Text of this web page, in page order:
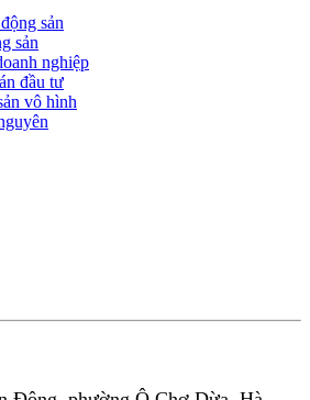
sản
sản
nghiệp
đầu tư
vô hình